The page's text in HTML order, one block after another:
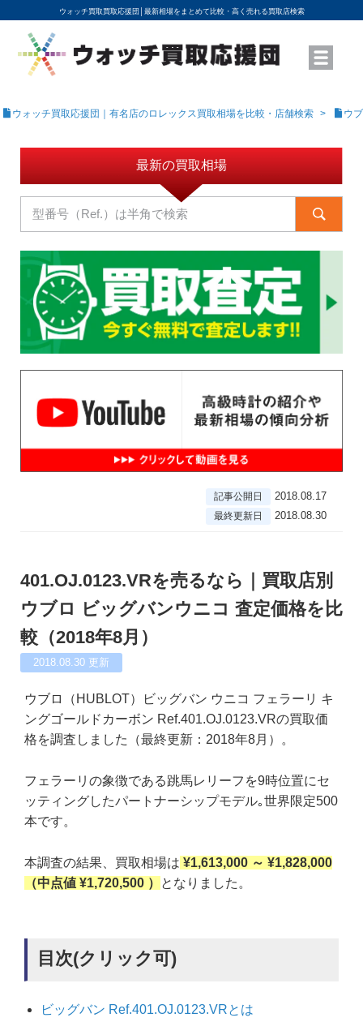
ウォッチ買取買取応援団│ 最新相場をまとめて比較・高く売れる買取店検索
YouTubeで動画を公開中
ROLEXモデル名から買取相場を調べる
高級時計ブランド名から買取相場を調べる
地域から買取店を探す
店舗名から買取店を探す
ブランド時計を高く売る方法
買取査定を依頼する
ウォッチ買取応援団｜有名店のロレックス買取相場を比較・店舗検索 ウ
最新の買取相場
記事公開日 2018.08.17
最終更新日 2018.08.30
401.OJ.0123.VRを売るなら｜買取店別
ウブロ ビッグバンウニコ 査定価格を比
較（2018年8月）
2018.08.30 更新
ウブロ（HUBLOT）ビッグバン ウニコ フェラーリ キ
ングゴールドカーボン Ref.401.OJ.0123.VRの買取価
格を調査しました（最終更新：2018年8月）。
フェラーリの象徴である跳馬レリーフを9時位置にセ
ッティングしたパートナーシップモデル｡世界限定500
本です。
本調査の結果、買取相場は ¥1,613,000 ～ ¥1,828,000
（中点値 ¥1,720,500 ）
となりました。
目次(クリック可)
ビッグバン Ref.401.OJ.0123.VRとは